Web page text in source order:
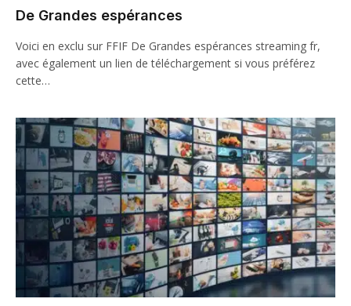
De Grandes espérances
Voici en exclu sur FFIF De Grandes espérances streaming fr,
avec également un lien de téléchargement si vous préférez
cette…